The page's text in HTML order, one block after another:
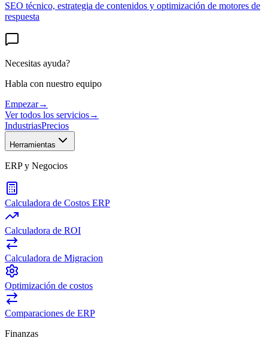
SEO técnico, estrategia de contenidos y optimización de motores de
respuesta
Necesitas ayuda?
Habla con nuestro equipo
Empezar→
Ver todos los servicios→
IndustriasPrecios
Herramientas
ERP y Negocios
Calculadora de Costos ERP
Calculadora de ROI
Calculadora de Migracion
Optimización de costos
Comparaciones de ERP
Finanzas